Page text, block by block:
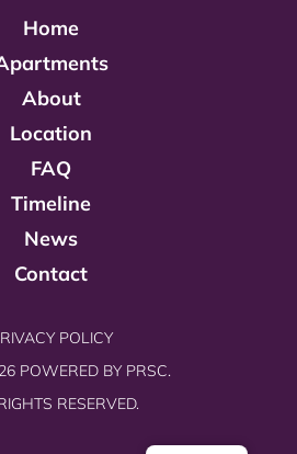
Home
About
Location
FAQ
Timeline
News
Contact
POLICY
POWERED BY PRSC.
RESERVED.